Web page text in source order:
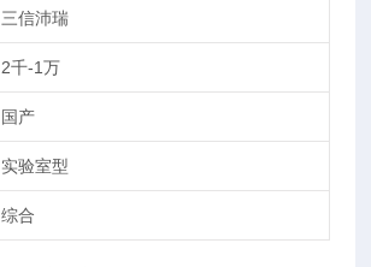
三信沛瑞
2千-1万
国产
实验室型
综合